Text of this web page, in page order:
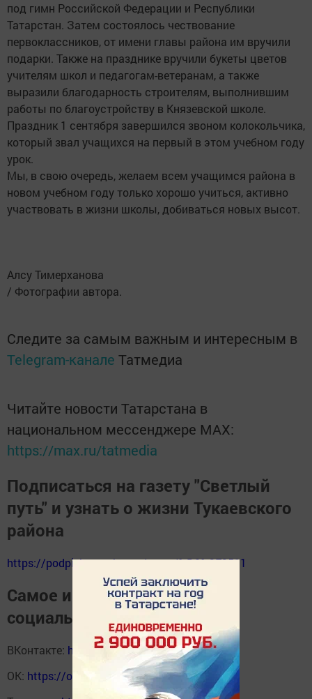
под гимн Российской Федерации и Республики
Татарстан. Затем состоялось чествование
первоклассников, от имени главы района им вручили
подарки. Также на празднике вручили букеты цветов
учителям школ и педагогам-ветеранам, а также
выразили благодарность строителям, выполнившим
работы по благоустройству в Князевской школе.
Праздник 1 сентября завершился звоном колокольчика,
который звал учащихся на первый в этом учебном году
урок.
Мы, в свою очередь, желаем всем учащимся района в
новом учебном году только хорошо учиться, активно
участвовать в жизни школы, добиваться новых высот.
Алсу Тимерханова
/ Фотографии автора.
Следите за самым важным и интересным в
Telegram-канале Татмедиа
Читайте новости Татарстана в
национальном мессенджере MАХ:
https://max.ru/tatmedia
Подписаться на газету "Светлый
путь" и узнать о жизни Тукаевского
района
https://podpiska.pochta.ru/press/%D0%9F9511
Самое интересное в наших
социальных сетях
ВКонтакте: https://vk.com/svetliput
ОК: https://ok.ru/profile/590414664980